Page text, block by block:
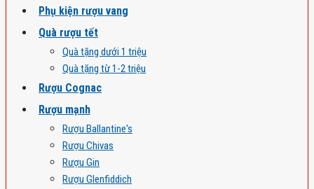
Phụ kiện rượu vang
Quà rượu tết
Quà tặng dưới 1 triệu
Quà tặng từ 1-2 triệu
Rượu Cognac
Rượu mạnh
Rượu Ballantine's
Rượu Chivas
Rượu Gin
Rượu Glenfiddich